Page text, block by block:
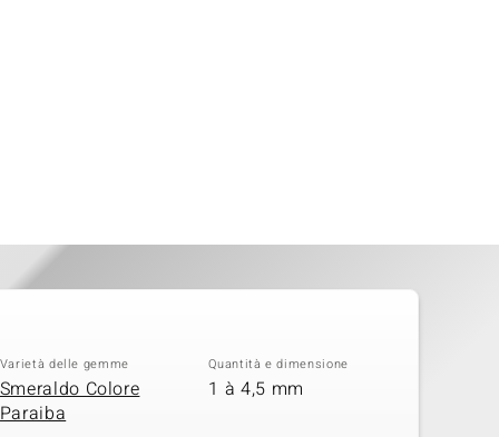
Varietà delle gemme
Smeraldo Colore
Paraiba
Quantità e dimensione
1 à 4,5 mm